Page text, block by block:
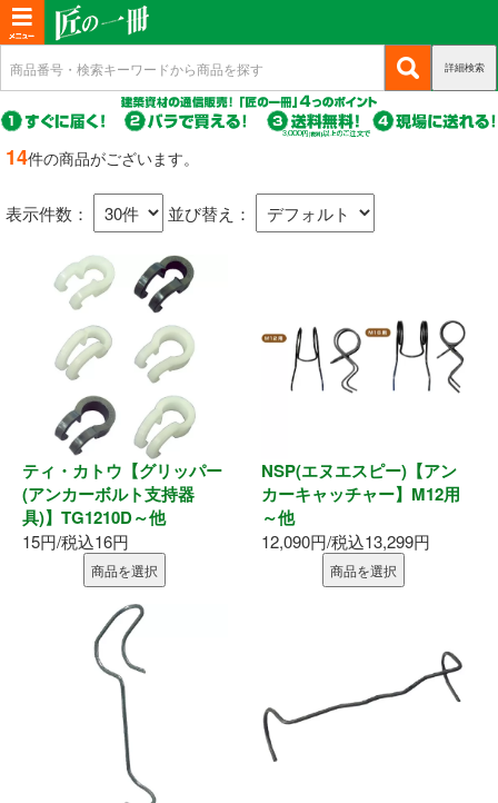
T
o
g
g
l
n
n
新規会員登録(c
u
r
e
t)
ログイン
(c
r
r
e
n
u
r
n
商品カテゴリから選ぶ
基礎・土台関連
構造金物
耐震制震
機械打 釘・ビス
釘・ねじ
接着剤
防水・気密部材
養生・保護材
詳細検索
14件の商品がございます。
表示件数： 並び替え：
ティ・カトウ【グリッパー
(アンカーボルト支持器
具)】TG1210D～他
15円/税込16円
商品を選択
NSP(エヌエスピー)【アン
カーキャッチャー】M12用
～他
12,090円/税込13,299円
商品を選択